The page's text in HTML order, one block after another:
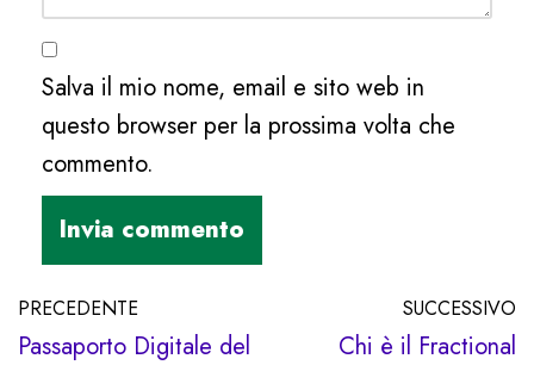
Salva il mio nome, email e sito web in
questo browser per la prossima volta che
commento.
PRECEDENTE
Passaporto Digitale del
SUCCESSIVO
Chi è il Fractional